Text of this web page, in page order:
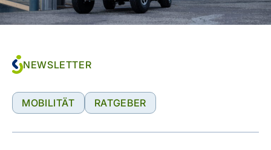
NEWSLETTER
MOBILITÄT RATGEBER